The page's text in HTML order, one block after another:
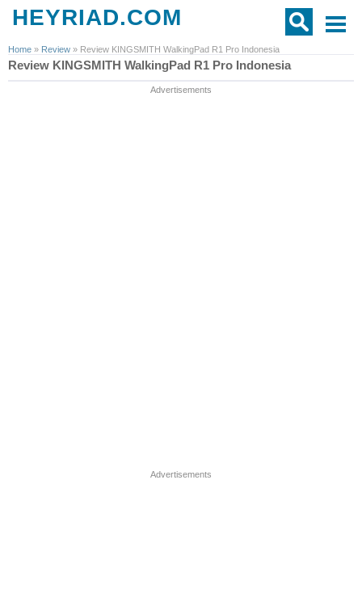
HEYRIAD.COM
Home » Review » Review KINGSMITH WalkingPad R1 Pro Indonesia
Review KINGSMITH WalkingPad R1 Pro Indonesia
Advertisements
Advertisements